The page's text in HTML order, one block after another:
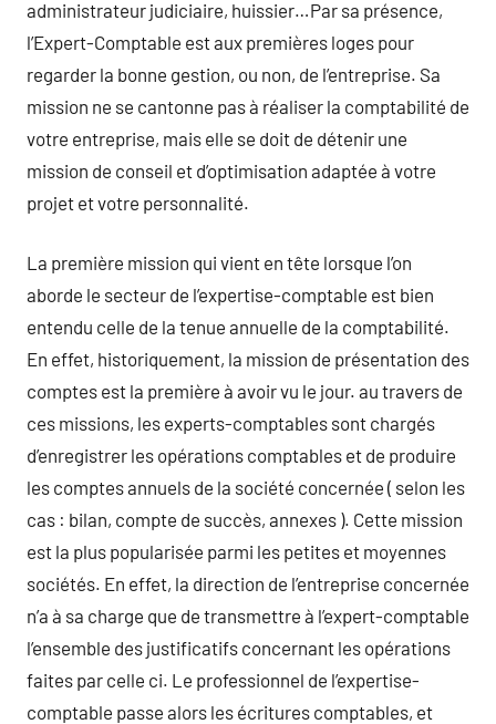
administrateur judiciaire, huissier…Par sa présence,
l’Expert-Comptable est aux premières loges pour
regarder la bonne gestion, ou non, de l’entreprise. Sa
mission ne se cantonne pas à réaliser la comptabilité de
votre entreprise, mais elle se doit de détenir une
mission de conseil et d’optimisation adaptée à votre
projet et votre personnalité.
La première mission qui vient en tête lorsque l’on
aborde le secteur de l’expertise-comptable est bien
entendu celle de la tenue annuelle de la comptabilité.
En effet, historiquement, la mission de présentation des
comptes est la première à avoir vu le jour. au travers de
ces missions, les experts-comptables sont chargés
d’enregistrer les opérations comptables et de produire
les comptes annuels de la société concernée ( selon les
cas : bilan, compte de succès, annexes ). Cette mission
est la plus popularisée parmi les petites et moyennes
sociétés. En effet, la direction de l’entreprise concernée
n’a à sa charge que de transmettre à l’expert-comptable
l’ensemble des justificatifs concernant les opérations
faites par celle ci. Le professionnel de l’expertise-
comptable passe alors les écritures comptables, et